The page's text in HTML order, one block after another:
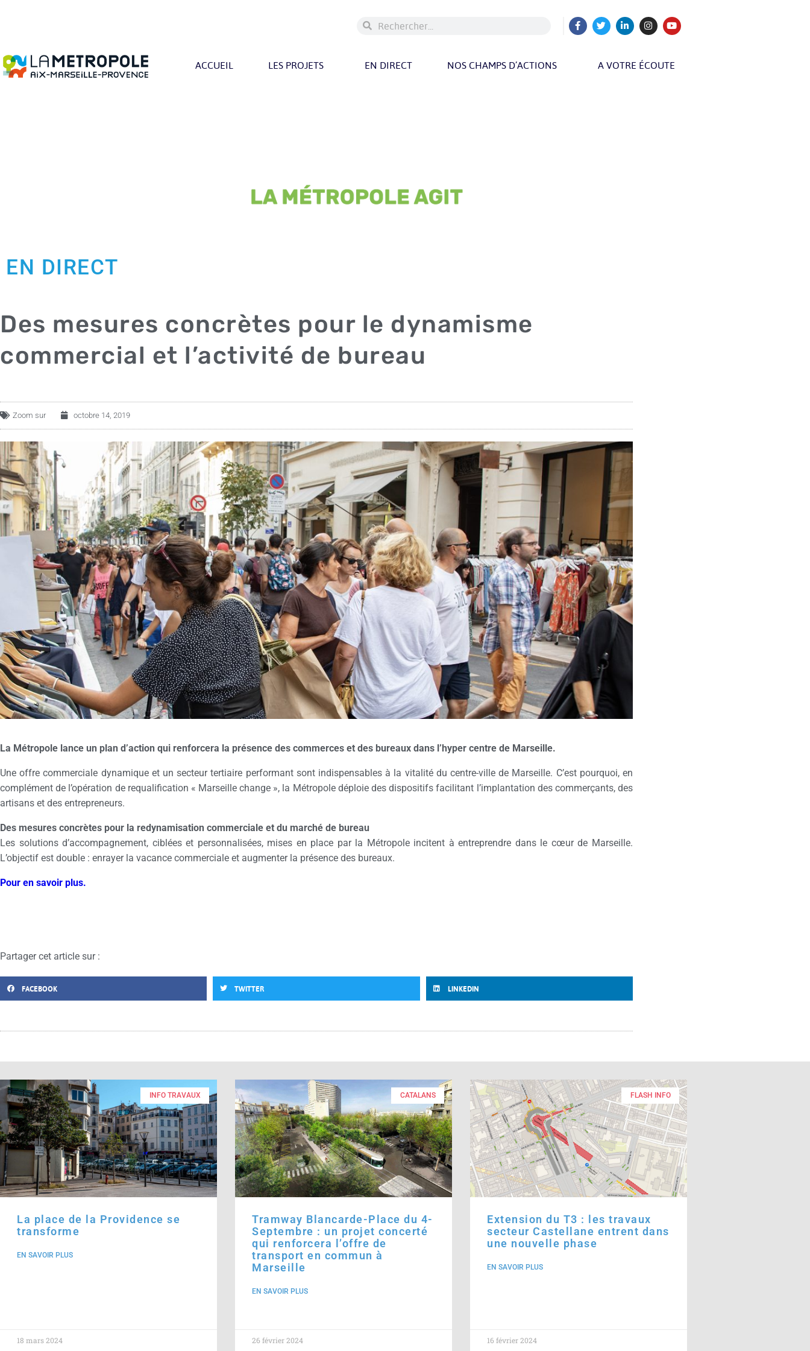
ACCUEIL LES PROJETS EN DIRECT NOS CHAMPS D’ACTIONS A VOTRE ÉCOUTE
EN DIRECT
Des mesures concrètes pour le dynamisme
commercial et l’activité de bureau
Zoom sur octobre 14, 2019
La Métropole lance un plan d’action qui renforcera la présence des commerces et des bureaux dans l’hyper centre de Marseille.
Une offre commerciale dynamique et un secteur tertiaire performant sont indispensables à la vitalité du centre-ville de Marseille. C’est pourquoi, en
complément de l’opération de requalification « Marseille change », la Métropole déploie des dispositifs facilitant l’implantation des commerçants, des
artisans et des entrepreneurs.
Des mesures concrètes pour la redynamisation commerciale et du marché de bureau
Les solutions d’accompagnement, ciblées et personnalisées, mises en place par la Métropole incitent à entreprendre dans le cœur de Marseille.
L’objectif est double : enrayer la vacance commerciale et augmenter la présence des bureaux.
Pour en savoir plus.
Partager cet article sur :
FACEBOOK TWITTER LINKEDIN
INFO TRAVAUX
La place de la Providence se
transforme
EN SAVOIR PLUS
18 mars 2024
CATALANS
Tramway Blancarde-Place du 4-
Septembre : un projet concerté
qui renforcera l’offre de
transport en commun à
Marseille
EN SAVOIR PLUS
26 février 2024
FLASH INFO
Extension du T3 : les travaux
secteur Castellane entrent dans
une nouvelle phase
EN SAVOIR PLUS
16 février 2024